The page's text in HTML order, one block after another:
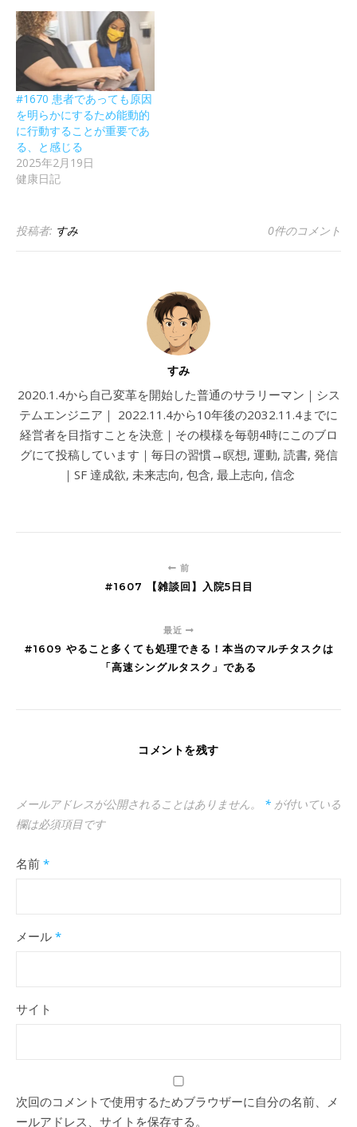
#1670 患者であっても原因
を明らかにするため能動的
に行動することが重要であ
る、と感じる
2025年2月19日
健康日記
投稿者: すみ 0件のコメント
すみ
2020.1.4から自己変革を開始した普通のサラリーマン｜シス
テムエンジニア｜ 2022.11.4から10年後の2032.11.4までに
経営者を目指すことを決意｜その模様を毎朝4時にこのブロ
グにて投稿しています｜毎日の習慣→瞑想, 運動, 読書, 発信
｜SF 達成欲, 未来志向, 包含, 最上志向, 信念
前
#1607 【雑談回】入院5日目
最近
#1609 やること多くても処理できる！本当のマルチタスクは
「高速シングルタスク」である
コメントを残す
メールアドレスが公開されることはありません。 * が付いている
欄は必須項目です
名前 *
メール *
サイト
次回のコメントで使用するためブラウザーに自分の名前、メ
ールアドレス、サイトを保存する。